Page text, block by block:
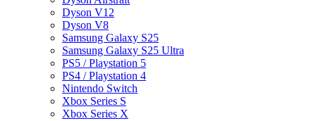
Dyson V12
Dyson V8
Samsung Galaxy S25
Samsung Galaxy S25 Ultra
PS5 / Playstation 5
PS4 / Playstation 4
Nintendo Switch
Xbox Series S
Xbox Series X